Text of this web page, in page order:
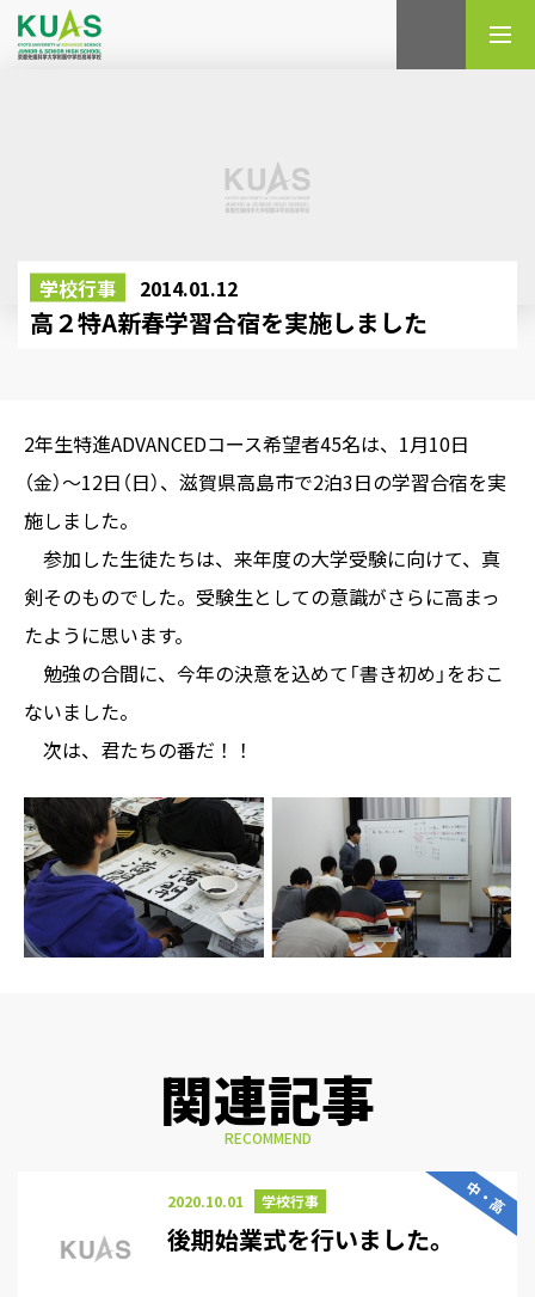
学校行事 2014.01.12
高２特A新春学習合宿を実施しました
2年生特進ADVANCEDコース希望者45名は、1月10日
（金）〜12日（日）、滋賀県高島市で2泊3日の学習合宿を実
施しました。
参加した生徒たちは、来年度の大学受験に向けて、真
剣そのものでした。受験生としての意識がさらに高まっ
たように思います。
勉強の合間に、今年の決意を込めて「書き初め」をおこ
ないました。
次は、君たちの番だ！！
関連記事
RECOMMEND
中・高
2020.10.01 学校行事
後期始業式を行いました。